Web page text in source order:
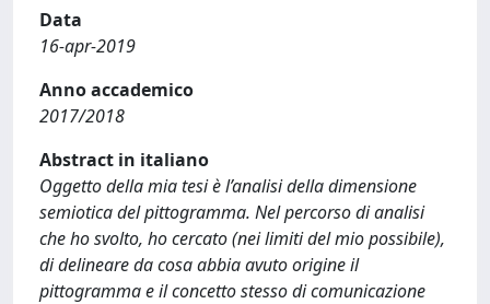
Data
16-apr-2019
Anno accademico
2017/2018
Abstract in italiano
Oggetto della mia tesi è l’analisi della dimensione
semiotica del pittogramma. Nel percorso di analisi
che ho svolto, ho cercato (nei limiti del mio possibile),
di delineare da cosa abbia avuto origine il
pittogramma e il concetto stesso di comunicazione